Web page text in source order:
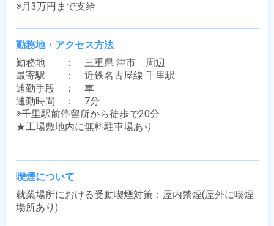
※月3万円まで支給
勤務地・アクセス方法
勤務地　　：　三重県 津市　周辺
最寄駅　　：　近鉄名古屋線 千里駅
通勤手段　：　車
通勤時間　：　7分
※千里駅前停留所から徒歩で20分
★工場敷地内に無料駐車場あり
喫煙について
就業場所における受動喫煙対策：屋内禁煙(屋外に喫煙
場所あり)